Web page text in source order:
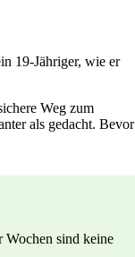
19-Jähriger, wie er
Weg zum
als gedacht. Bevor
Wochen sind keine